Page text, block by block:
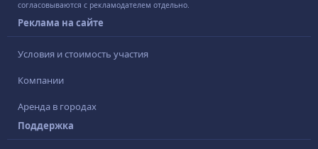
согласовываются с рекламодателем отдельно.
Реклама на сайте
Условия и стоимость участия
Компании
Аренда в городах
Поддержка